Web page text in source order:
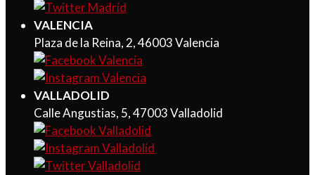
VALENCIA
Plaza de la Reina, 2, 46003 Valencia
VALLADOLID
Calle Angustias, 5, 47003 Valladolid